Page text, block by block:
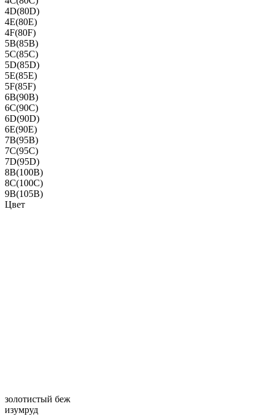
4D(80D)
4E(80E)
4F(80F)
5B(85B)
5C(85C)
5D(85D)
5E(85E)
5F(85F)
6B(90B)
6C(90C)
6D(90D)
6E(90E)
7B(95B)
7C(95C)
7D(95D)
8B(100B)
8C(100C)
9B(105B)
Цвет
золотистый беж
изумруд